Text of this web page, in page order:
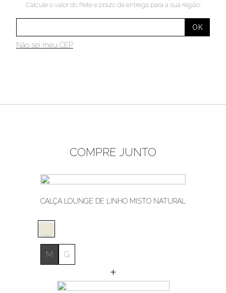
Calcule o valor do frete e prazo de entrega para a sua região
Não sei meu CEP
COMPRE JUNTO
CALÇA LOUNGE DE LINHO MISTO NATURAL
M G
+